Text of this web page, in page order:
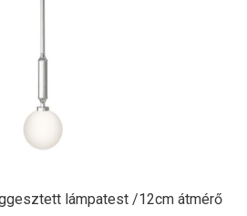
lámpatest /12cm átmérő